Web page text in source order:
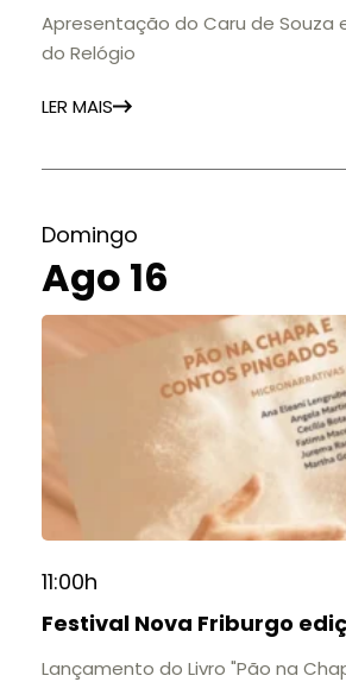
Apresentação do Caru de Souza
do Relógio
LER MAIS
Domingo
Ago 16
11:00h
Festival Nova Friburgo
Lançamento do Livro "Pão na